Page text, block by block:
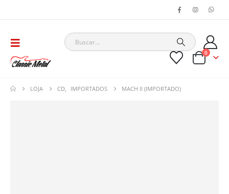
0
LOJA CD IMPORTADOS MACH II (IMPORTADO)